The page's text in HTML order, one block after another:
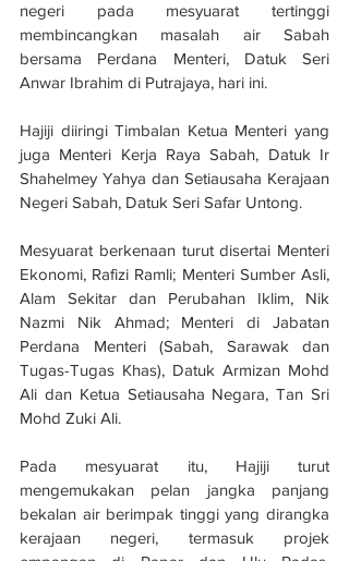
negeri pada mesyuarat tertinggi
membincangkan masalah air Sabah
bersama Perdana Menteri, Datuk Seri
Anwar Ibrahim di Putrajaya, hari ini.
Hajiji diiringi Timbalan Ketua Menteri yang
juga Menteri Kerja Raya Sabah, Datuk Ir
Shahelmey Yahya dan Setiausaha Kerajaan
Negeri Sabah, Datuk Seri Safar Untong.
Mesyuarat berkenaan turut disertai Menteri
Ekonomi, Rafizi Ramli; Menteri Sumber Asli,
Alam Sekitar dan Perubahan Iklim, Nik
Nazmi Nik Ahmad; Menteri di Jabatan
Perdana Menteri (Sabah, Sarawak dan
Tugas-Tugas Khas), Datuk Armizan Mohd
Ali dan Ketua Setiausaha Negara, Tan Sri
Mohd Zuki Ali.
Pada mesyuarat itu, Hajiji turut
mengemukakan pelan jangka panjang
bekalan air berimpak tinggi yang dirangka
kerajaan negeri, termasuk projek